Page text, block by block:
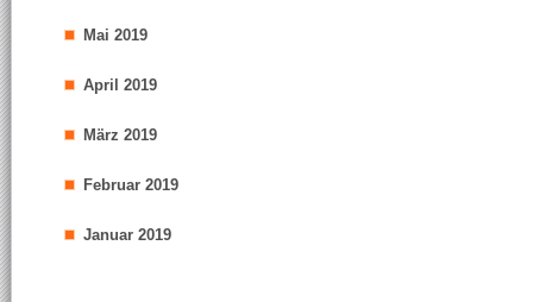
Mai 2019
April 2019
März 2019
Februar 2019
Januar 2019